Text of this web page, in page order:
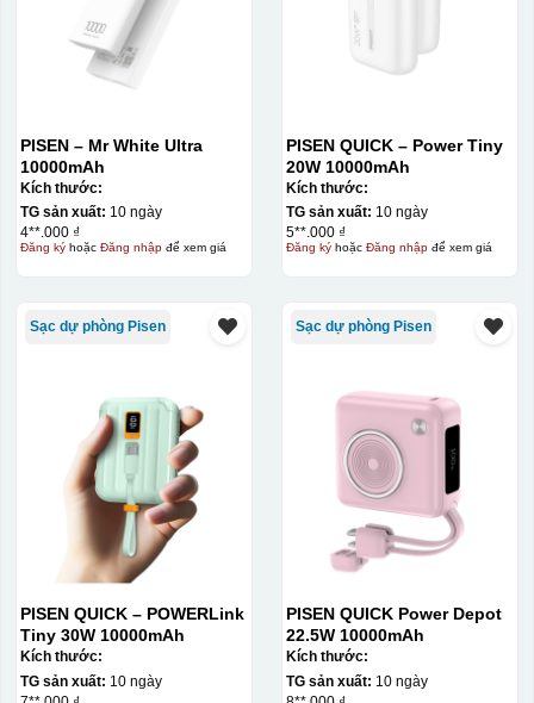
PISEN – Mr White Ultra
10000mAh
Kích thước:
TG sản xuất: 10 ngày
4**.000 ₫
Đăng kýhoặc Đăng nhậpđể xem giá
PISEN QUICK – Power Tiny
20W 10000mAh
Kích thước:
TG sản xuất: 10 ngày
5**.000 ₫
Đăng kýhoặc Đăng nhậpđể xem giá
Sạc dự phòng Pisen
PISEN QUICK – POWERLink
Tiny 30W 10000mAh
Kích thước:
TG sản xuất: 10 ngày
Sạc dự phòng Pisen
PISEN QUICK Power Depot
22.5W 10000mAh
Kích thước:
TG sản xuất: 10 ngày